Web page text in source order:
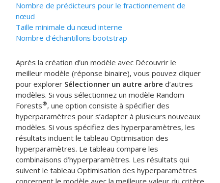
Nombre de prédicteurs pour le fractionnement de
nœud
Taille minimale du nœud interne
Nombre d'échantillons bootstrap
Après la création d’un modèle avec Découvrir le
meilleur modèle (réponse binaire), vous pouvez cliquer
pour explorer Sélectionner un autre arbre d’autres
modèles. Si vous sélectionnez un modèle Random
Forests®, une option consiste à spécifier des
hyperparamètres pour s’adapter à plusieurs nouveaux
modèles. Si vous spécifiez des hyperparamètres, les
résultats incluent le tableau Optimisation des
hyperparamètres. Le tableau compare les
combinaisons d’hyperparamètres. Les résultats qui
suivent le tableau Optimisation des hyperparamètres
concernent le modèle avec la meilleure valeur du critère